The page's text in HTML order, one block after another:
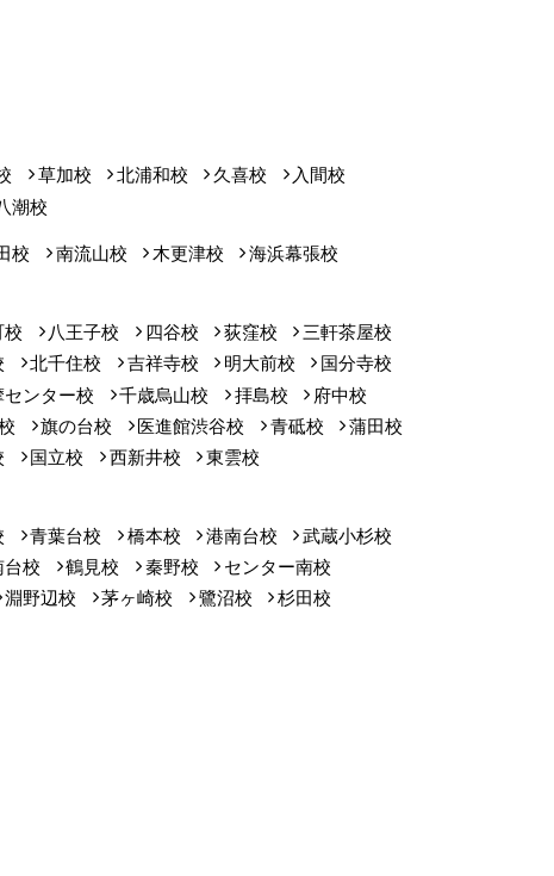
草加校 北浦和校 久喜校
入間校
潮校
校 南流山校 木更津校
海浜幕張校
校 八王子校 四谷校 荻窪校
三軒茶屋校
北千住校 吉祥寺校 明大前校
国分寺校
センター校 千歳烏山校 拝島校
府中校
旗の台校 医進館渋谷校 青砥校
蒲田校
国立校 西新井校
東雲校
青葉台校 橋本校 港南台校
武蔵小杉校
台校 鶴見校 秦野校
センター南校
淵野辺校 茅ヶ崎校 鷺沼校
杉田校